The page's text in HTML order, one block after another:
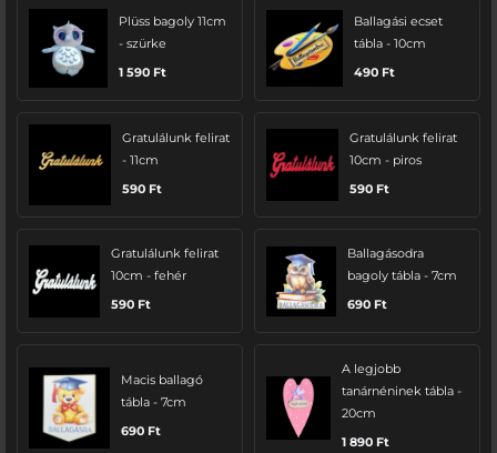
Plüss bagoly 11cm
- szürke
1 590 Ft
Ballagási ecset
tábla - 10cm
490 Ft
Gratulálunk felirat
- 11cm
590 Ft
Gratulálunk felirat
10cm - piros
590 Ft
Gratulálunk felirat
10cm - fehér
590 Ft
Ballagásodra
bagoly tábla - 7cm
690 Ft
Macis ballagó
tábla - 7cm
690 Ft
A legjobb
tanárnéninek tábla -
20cm
1 890 Ft